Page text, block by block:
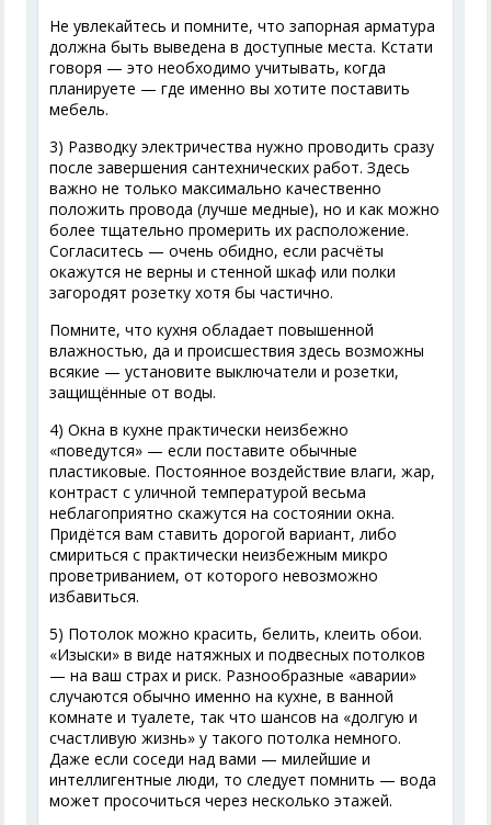
Не увлекайтесь и помните, что запорная арматура
должна быть выведена в доступные места. Кстати
говоря — это необходимо учитывать, когда
планируете — где именно вы хотите поставить
мебель.
3) Разводку электричества нужно проводить сразу
после завершения сантехнических работ. Здесь
важно не только максимально качественно
положить провода (лучше медные), но и как можно
более тщательно промерить их расположение.
Согласитесь — очень обидно, если расчёты
окажутся не верны и стенной шкаф или полки
загородят розетку хотя бы частично.
Помните, что кухня обладает повышенной
влажностью, да и происшествия здесь возможны
всякие — установите выключатели и розетки,
защищённые от воды.
4) Окна в кухне практически неизбежно
«поведутся» — если поставите обычные
пластиковые. Постоянное воздействие влаги, жар,
контраст с уличной температурой весьма
неблагоприятно скажутся на состоянии окна.
Придётся вам ставить дорогой вариант, либо
смириться с практически неизбежным микро
проветриванием, от которого невозможно
избавиться.
5) Потолок можно красить, белить, клеить обои.
«Изыски» в виде натяжных и подвесных потолков
— на ваш страх и риск. Разнообразные «аварии»
случаются обычно именно на кухне, в ванной
комнате и туалете, так что шансов на «долгую и
счастливую жизнь» у такого потолка немного.
Даже если соседи над вами — милейшие и
интеллигентные люди, то следует помнить — вода
может просочиться через несколько этажей.